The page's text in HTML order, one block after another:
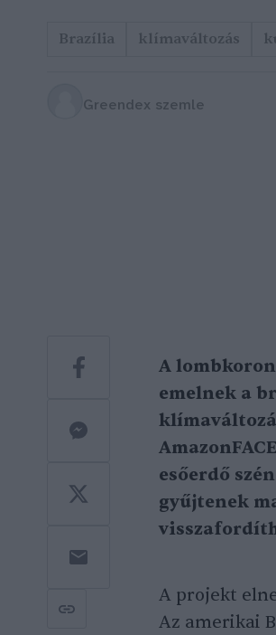
Brazília klímaváltozás
Greendex szemle
A
emelnek a
esőerdő
gyűjtenek
A projekt
Az amerikai